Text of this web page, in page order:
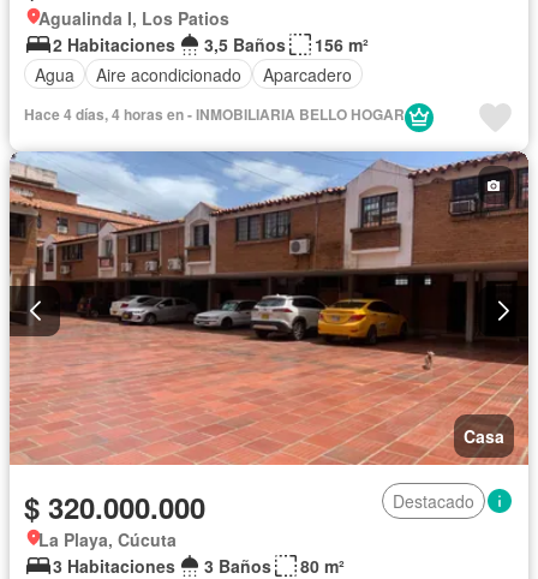
Agualinda I, Los Patios
2 Habitaciones
3,5 Baños
156 m²
Agua
Aire acondicionado Aparcadero
Hace 4 días, 4 horas en - INMOBILIARIA BELLO HOGAR
Casa
$ 320.000.000
Destacado
La Playa, Cúcuta
3 Habitaciones
3 Baños
80 m²